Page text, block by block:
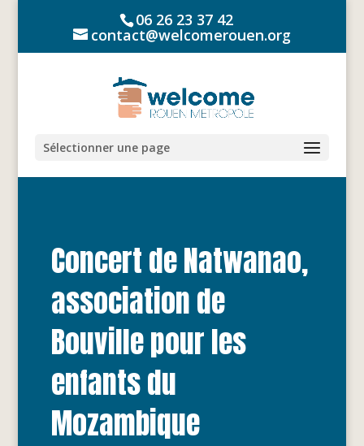
06 26 23 37 42
contact@welcomerouen.org
Sélectionner une page
Concert de Natwanao,
association de
Bouville pour les
enfants du
Mozambique